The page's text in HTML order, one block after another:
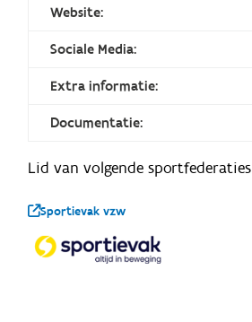
Website:
Sociale Media:
Extra informatie:
Documentatie:
Lid van volgende sportfederaties
Sportievak vzw